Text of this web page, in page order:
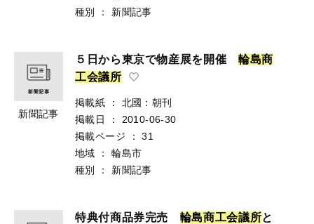
種別
： 新聞記事
新聞記事
５日から東京で物産展を開催 輪島商
工会議所
掲載紙 ：
北國：朝刊
掲載日
：
2010-06-30
掲載ページ
：
31
地域
：
輪島市
種別
： 新聞記事
特典付商品券完売 輪島商工会議所と